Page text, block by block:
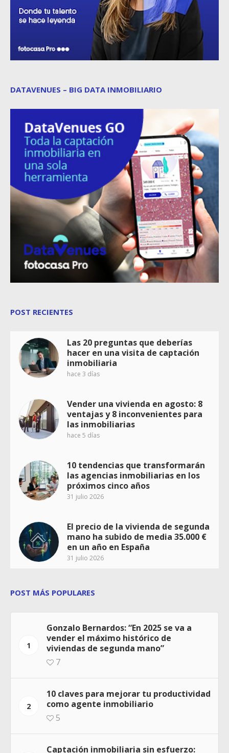
DATAVENUES – BIG DATA INMOBILIARIO
POST RECIENTES
Las 20 preguntas que deberías
hacer en una visita de captación
inmobiliaria
hace 3 días
Vender una vivienda en agosto: 8
ventajas y 8 inconvenientes para
las inmobiliarias
hace 5 días
10 tendencias que transformarán
las agencias inmobiliarias en los
próximos cinco años
31 julio 2026
El precio de la vivienda de segunda
mano ha subido de media 35.000 €
en un año en España
31 julio 2026
POST MÁS POPULARES
1
Gonzalo Bernardos: “En 2025 se va a
vender el máximo histórico de
viviendas de segunda mano”
7
2
10 claves para mejorar tu productividad
como agente inmobiliario
5
Captación inmobiliaria sin esfuerzo: